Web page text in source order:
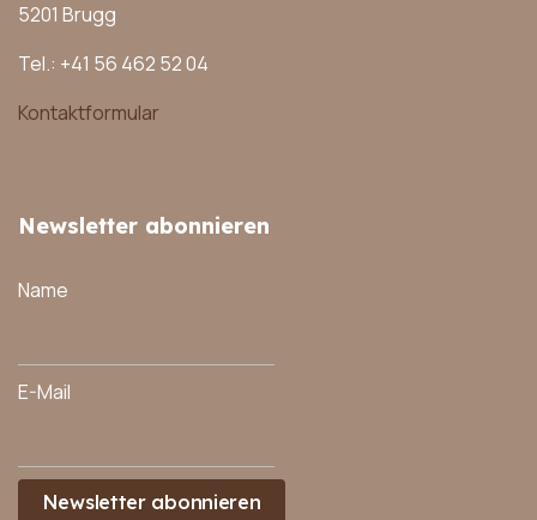
5201 Brugg
Tel.: +41 56 462 52 04
Kontaktformular
Newsletter abonnieren
Name
E-Mail
Newsletter abonnieren